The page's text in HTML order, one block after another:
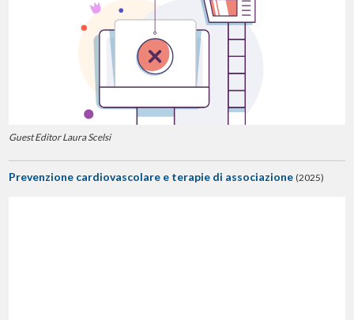
Guest Editor Laura Scelsi
Prevenzione cardiovascolare e terapie di associazione (2025)